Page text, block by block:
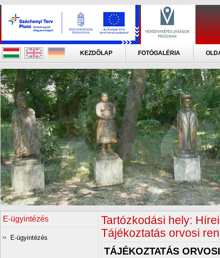
KEZDÕLAP FOTÓGALÉRIA
E-ügyintézés
E-ügyintézés
Tartózkodási hely:
Tájékoztatás orvosi
TÁJÉKOZTATÁS